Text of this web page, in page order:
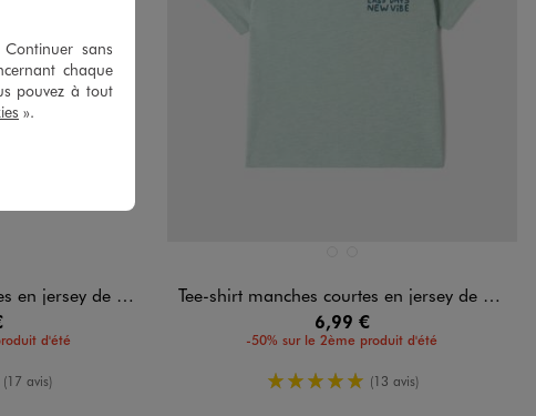
coton flammé garçon
d'été
moyenne
(17 avis)
Tee-shirt manches courtes en jersey de coton avec col côtelé garçon
6,99 €
-50% sur le 2ème produit d'été
5/5 de moyenne
(13 avis)
sans
chaque
pouvez à tout
».